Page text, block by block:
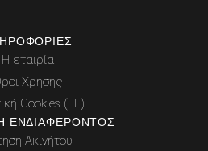
Η εταιρία
Χρήσης
Cookies (ΕΕ)
ΕΝΔΙΑΦΈΡΟΝΤΟΣ
Ακινήτου